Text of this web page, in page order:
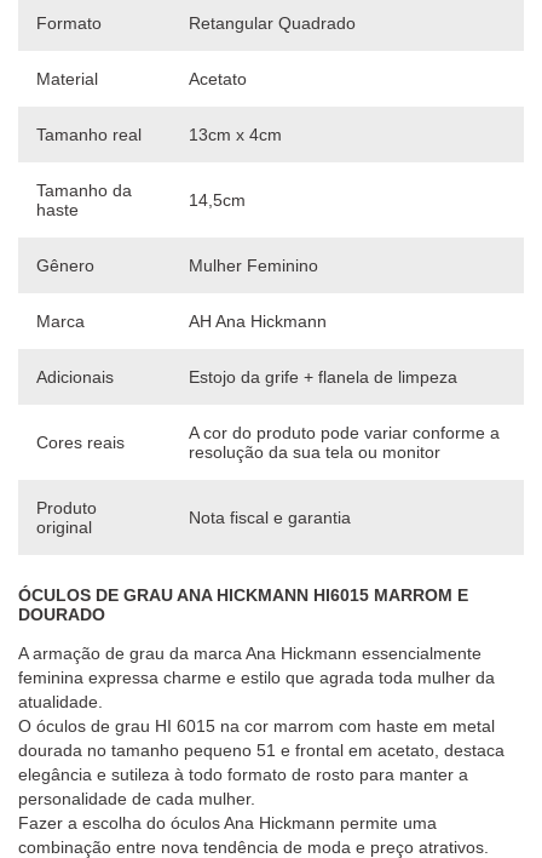
Formato Retangular Quadrado
Material Acetato
Tamanho real 13cm x 4cm
Tamanho da
haste
14,5cm
Gênero Mulher Feminino
Marca AH Ana Hickmann
Adicionais Estojo da grife + flanela de limpeza
Cores reais
A cor do produto pode variar conforme a
resolução da sua tela ou monitor
Produto
original
Nota fiscal e garantia
ÓCULOS DE GRAU ANA HICKMANN HI6015 MARROM E
DOURADO
A armação de grau da marca Ana Hickmann essencialmente
feminina expressa charme e estilo que agrada toda mulher da
atualidade.
O óculos de grau HI 6015 na cor marrom com haste em metal
dourada no tamanho pequeno 51 e frontal em acetato, destaca
elegância e sutileza à todo formato de rosto para manter a
personalidade de cada mulher.
Fazer a escolha do óculos Ana Hickmann permite uma
combinação entre nova tendência de moda e preço atrativos.